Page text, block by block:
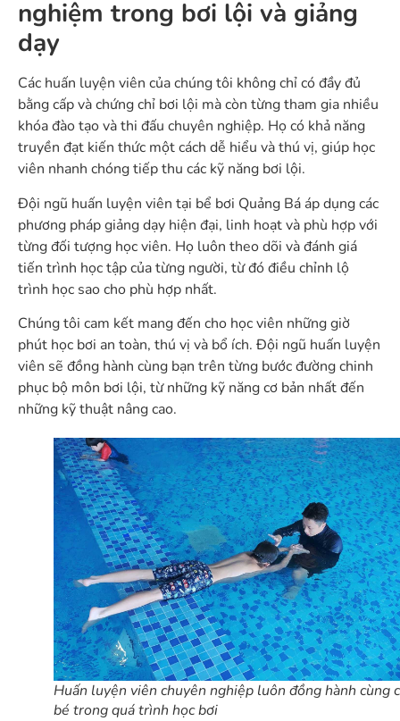
nghiệm trong bơi lội và giảng
dạy
Các huấn luyện viên của chúng tôi không chỉ có đầy đủ
bằng cấp và chứng chỉ bơi lội mà còn từng tham gia nhiều
khóa đào tạo và thi đấu chuyên nghiệp. Họ có khả năng
truyền đạt kiến thức một cách dễ hiểu và thú vị, giúp học
viên nhanh chóng tiếp thu các kỹ năng bơi lội.
Đội ngũ huấn luyện viên tại bể bơi Quảng Bá áp dụng các
phương pháp giảng dạy hiện đại, linh hoạt và phù hợp với
từng đối tượng học viên. Họ luôn theo dõi và đánh giá
tiến trình học tập của từng người, từ đó điều chỉnh lộ
trình học sao cho phù hợp nhất.
Chúng tôi cam kết mang đến cho học viên những giờ
phút học bơi an toàn, thú vị và bổ ích. Đội ngũ huấn luyện
viên sẽ đồng hành cùng bạn trên từng bước đường chinh
phục bộ môn bơi lội, từ những kỹ năng cơ bản nhất đến
những kỹ thuật nâng cao.
Huấn luyện viên chuyên nghiệp luôn đồng hành cùng
bé trong quá trình học bơi